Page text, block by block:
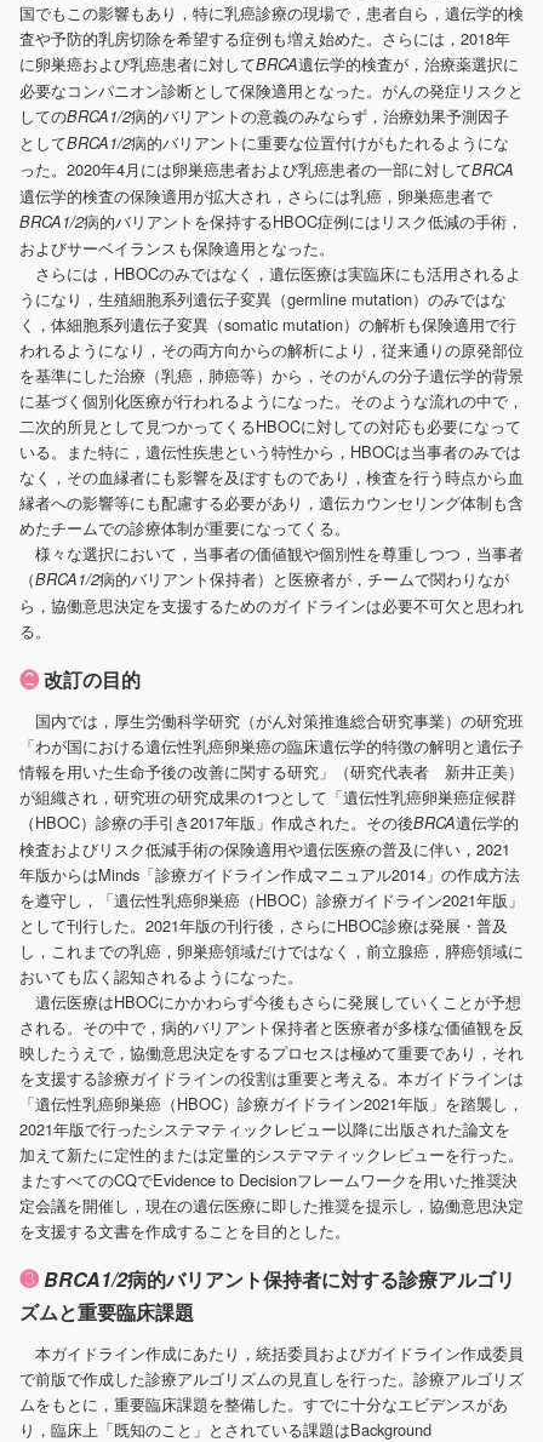
国でもこの影響もあり，特に乳癌診療の現場で，患者自ら，遺伝学的検
査や予防的乳房切除を希望する症例も増え始めた。さらには，2018年
に卵巣癌および乳癌患者に対してBRCA遺伝学的検査が，治療薬選択に
必要なコンパニオン診断として保険適用となった。がんの発症リスクと
してのBRCA1/2病的バリアントの意義のみならず，治療効果予測因子
としてBRCA1/2病的バリアントに重要な位置付けがもたれるようにな
った。2020年4月には卵巣癌患者および乳癌患者の一部に対してBRCA
遺伝学的検査の保険適用が拡大され，さらには乳癌，卵巣癌患者で
BRCA1/2病的バリアントを保持するHBOC症例にはリスク低減の手術，
およびサーベイランスも保険適用となった。
さらには，HBOCのみではなく，遺伝医療は実臨床にも活用されるよ
うになり，生殖細胞系列遺伝子変異（germline mutation）のみではな
く，体細胞系列遺伝子変異（somatic mutation）の解析も保険適用で行
われるようになり，その両方向からの解析により，従来通りの原発部位
を基準にした治療（乳癌，肺癌等）から，そのがんの分子遺伝学的背景
に基づく個別化医療が行われるようになった。そのような流れの中で，
二次的所見として見つかってくるHBOCに対しての対応も必要になって
いる。また特に，遺伝性疾患という特性から，HBOCは当事者のみでは
なく，その血縁者にも影響を及ぼすものであり，検査を行う時点から血
縁者への影響等にも配慮する必要があり，遺伝カウンセリング体制も含
めたチームでの診療体制が重要になってくる。
様々な選択において，当事者の価値観や個別性を尊重しつつ，当事者
（BRCA1/2病的バリアント保持者）と医療者が，チームで関わりなが
ら，協働意思決定を支援するためのガイドラインは必要不可欠と思われ
る。
❷改訂の目的
国内では，厚生労働科学研究（がん対策推進総合研究事業）の研究班
「わが国における遺伝性乳癌卵巣癌の臨床遺伝学的特徴の解明と遺伝子
情報を用いた生命予後の改善に関する研究」（研究代表者 新井正美）
が組織され，研究班の研究成果の1つとして「遺伝性乳癌卵巣癌症候群
（HBOC）診療の手引き2017年版」作成された。その後BRCA遺伝学的
検査およびリスク低減手術の保険適用や遺伝医療の普及に伴い，2021
年版からはMinds「診療ガイドライン作成マニュアル2014」の作成方法
を遵守し，「遺伝性乳癌卵巣癌（HBOC）診療ガイドライン2021年版」
として刊行した。2021年版の刊行後，さらにHBOC診療は発展・普及
し，これまでの乳癌，卵巣癌領域だけではなく，前立腺癌，膵癌領域に
おいても広く認知されるようになった。
遺伝医療はHBOCにかかわらず今後もさらに発展していくことが予想
される。その中で，病的バリアント保持者と医療者が多様な価値観を反
映したうえで，協働意思決定をするプロセスは極めて重要であり，それ
を支援する診療ガイドラインの役割は重要と考える。本ガイドラインは
「遺伝性乳癌卵巣癌（HBOC）診療ガイドライン2021年版」を踏襲し，
2021年版で行ったシステマティックレビュー以降に出版された論文を
加えて新たに定性的または定量的システマティックレビューを行った。
またすべてのCQでEvidence to Decisionフレームワークを用いた推奨決
定会議を開催し，現在の遺伝医療に即した推奨を提示し，協働意思決定
を支援する文書を作成することを目的とした。
❸BRCA1/2病的バリアント保持者に対する診療アルゴリ
ズムと重要臨床課題
本ガイドライン作成にあたり，統括委員およびガイドライン作成委員
で前版で作成した診療アルゴリズムの見直しを行った。診療アルゴリズ
ムをもとに，重要臨床課題を整備した。すでに十分なエビデンスがあ
り，臨床上「既知のこと」とされている課題はBackground